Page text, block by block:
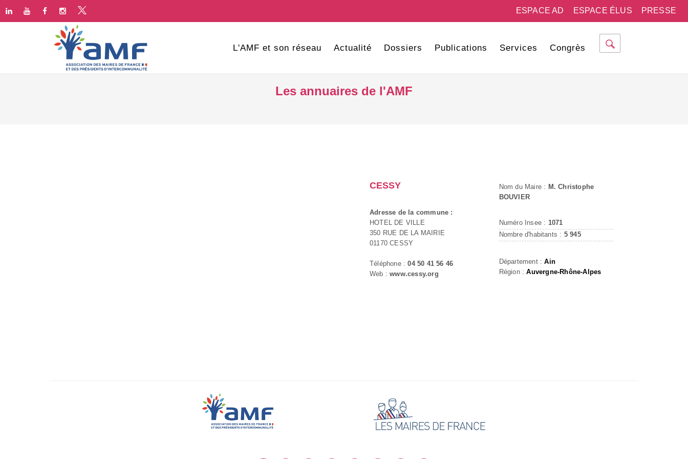
PRESSE
ESPACE ÉLUS
ESPACE AD
L'AMF et son réseau Actualité Dossiers Publications Services Congrès
Les annuaires de l'AMF
CESSY
Adresse de la commune :
HOTEL DE VILLE
350 RUE DE LA MAIRIE
01170 CESSY
Téléphone :04 50 41 56 46
Web :www.cessy.org
Nom du Maire : M. Christophe
BOUVIER
Numéro Insee : 1071
Nombre d'habitants : 5 945
Département :Ain
Région :Auvergne-Rhône-Alpes